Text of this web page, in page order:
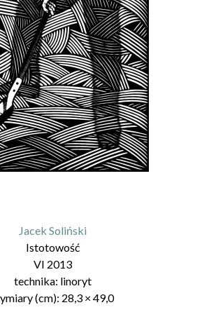
Jacek Soliński
Istotowość
VI 2013
technika: linoryt
(cm): 28,3× 49,0